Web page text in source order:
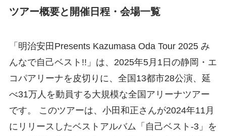
ツアー概要と開催日程・会場一覧
「明治安田Presents Kazumasa Oda Tour 2025 み
んなで自己ベスト!!」は、2025年5月1日の静岡・エ
コパアリーナを皮切りに、全国13都市28公演、延
べ31万人を動員する大規模な全国アリーナツアー
です。 このツアーは、小田和正さんが2024年11月
にリリースしたベストアルバム「自己ベスト-3」を